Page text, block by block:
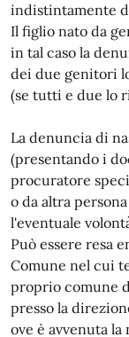
indistintamente
Il figlio nato da
in tal caso la
dei due genitori
(se tutti e due lo
La denuncia di
(presentando i
procuratore
o da altra
l'eventuale
Può essere resa
Comune nel cui
proprio comune
presso la
ove è avvenuta